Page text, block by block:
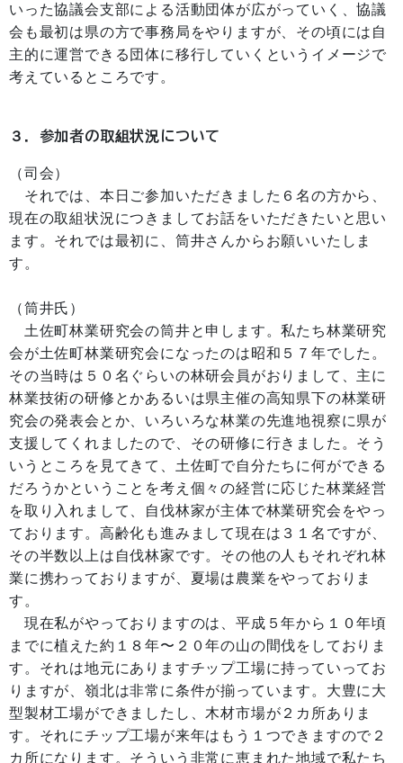
いった協議会支部による活動団体が広がっていく、協議
会も最初は県の方で事務局をやりますが、その頃には自
主的に運営できる団体に移行していくというイメージで
考えているところです。
３．参加者の取組状況について
（司会）
それでは、本日ご参加いただきました６名の方から、
現在の取組状況につきましてお話をいただきたいと思い
ます。それでは最初に、筒井さんからお願いいたしま
す。
（筒井氏）
土佐町林業研究会の筒井と申します。私たち林業研究
会が土佐町林業研究会になったのは昭和５７年でした。
その当時は５０名ぐらいの林研会員がおりまして、主に
林業技術の研修とかあるいは県主催の高知県下の林業研
究会の発表会とか、いろいろな林業の先進地視察に県が
支援してくれましたので、その研修に行きました。そう
いうところを見てきて、土佐町で自分たちに何ができる
だろうかということを考え個々の経営に応じた林業経営
を取り入れまして、自伐林家が主体で林業研究会をやっ
ております。高齢化も進みまして現在は３１名ですが、
その半数以上は自伐林家です。その他の人もそれぞれ林
業に携わっておりますが、夏場は農業をやっておりま
す。
現在私がやっておりますのは、平成５年から１０年頃
までに植えた約１８年〜２０年の山の間伐をしておりま
す。それは地元にありますチップ工場に持っていってお
りますが、嶺北は非常に条件が揃っています。大豊に大
型製材工場ができましたし、木材市場が２カ所ありま
す。それにチップ工場が来年はもう１つできますので２
カ所になります。そういう非常に恵まれた地域で私たち